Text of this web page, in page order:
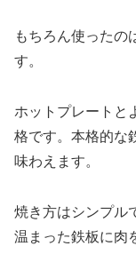
もちろん使ったの
す。
ホットプレートと
格です。本格的な
味わえます。
焼き方はシンプル
温まった鉄板に肉